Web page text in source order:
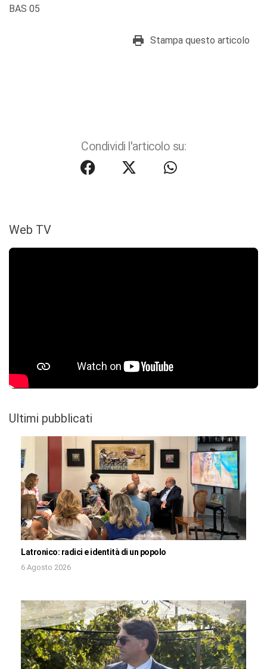
BAS 05
Stampa questo articolo
Condividi l'articolo su:
Web TV
Ultimi pubblicati
Latronico: radici e identità di un popolo
6 Agosto 2026